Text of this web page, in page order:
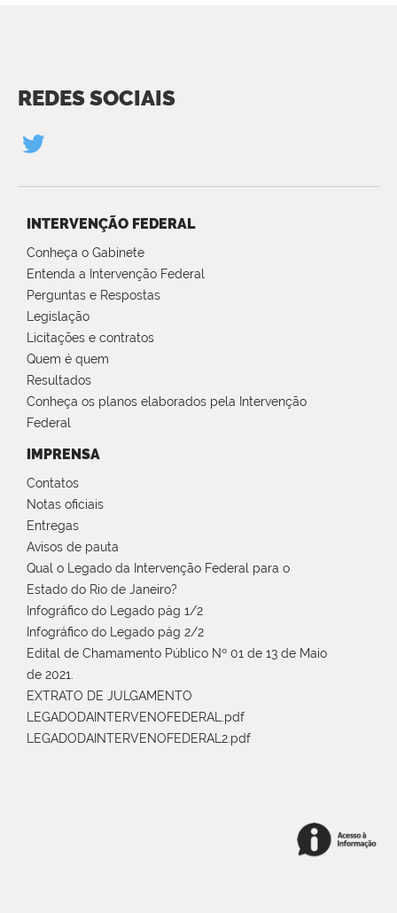
REDES SOCIAIS
INTERVENÇÃO FEDERAL
Conheça o Gabinete
Entenda a Intervenção Federal
Perguntas e Respostas
Legislação
Licitações e contratos
Quem é quem
Resultados
Conheça os planos elaborados pela Intervenção
Federal
IMPRENSA
Contatos
Notas oficiais
Entregas
Avisos de pauta
Qual o Legado da Intervenção Federal para o
Estado do Rio de Janeiro?
Infográfico do Legado pág 1/2
Infográfico do Legado pág 2/2
Edital de Chamamento Público Nº 01 de 13 de Maio
de 2021.
EXTRATO DE JULGAMENTO
LEGADODAINTERVENOFEDERAL.pdf
LEGADODAINTERVENOFEDERAL2.pdf